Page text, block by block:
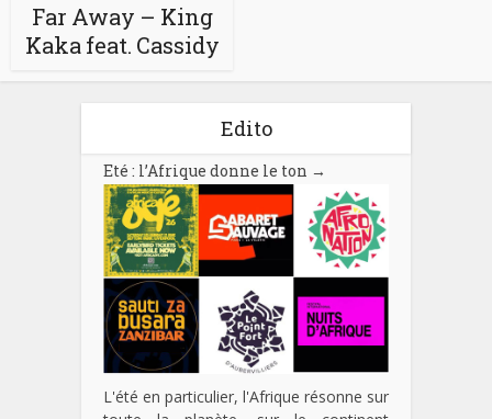
Far Away – King
Kaka feat. Cassidy
Edito
Eté : l’Afrique donne le ton →
L'été en particulier, l'Afrique résonne sur